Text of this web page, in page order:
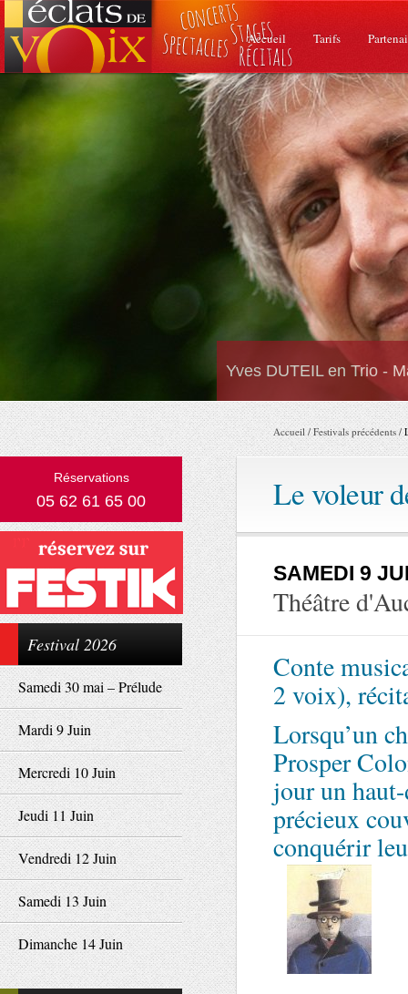
Accueil Tarifs
Yves DUTEIL en Trio -
Réservations
05 62 61 65 00
Festival 2026
Samedi 30 mai – Prélude
Mardi 9 Juin
Mercredi 10 Juin
Jeudi 11 Juin
Vendredi 12 Juin
Samedi 13 Juin
Dimanche 14 Juin
Accueil /Festivals précédents /
Le voleur
SAMEDI 9
Théâtre
Conte
2 voix),
Lorsqu’un
Prosper
jour un
précieux
conquérir